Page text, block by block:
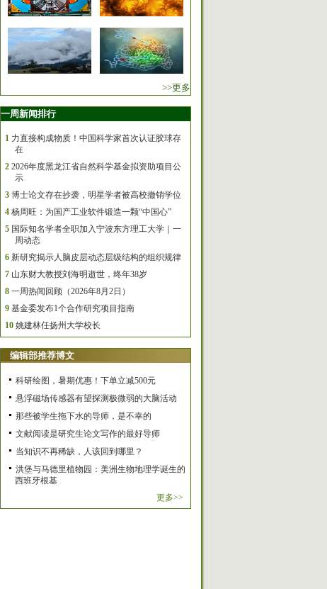
>>更多
一周新闻排行
1 力直接构成物质！中国科学家首次认证胶球存
在
2 2026年度黑龙江省自然科学基金拟资助项目公
示
3 博士论文存在抄袭，明星学者被高校撤销学位
4 杨周旺：为国产工业软件锻造一颗“中国心”
5 国际知名学者全职加入宁波东方理工大学｜一
周动态
6 新研究揭示人脑皮层动态层级结构的组织规律
7 山东财大教授刘海明逝世，终年38岁
8 一周热闻回顾（2026年8月2日）
9 基金委发布1个合作研究项目指南
10 姚建林任扬州大学校长
编辑部推荐博文
科研绘图，暑期优惠！下单立减500元
悬浮磁场传感器有望探测极微弱的大脑活动
那些被学生拖下水的导师，是不幸的
文献阅读是研究生论文写作的最好导师
当知识不再稀缺，人该回到哪里？
洪堡与马德里植物园：美洲生物地理学诞生的
西班牙根基
更多>>